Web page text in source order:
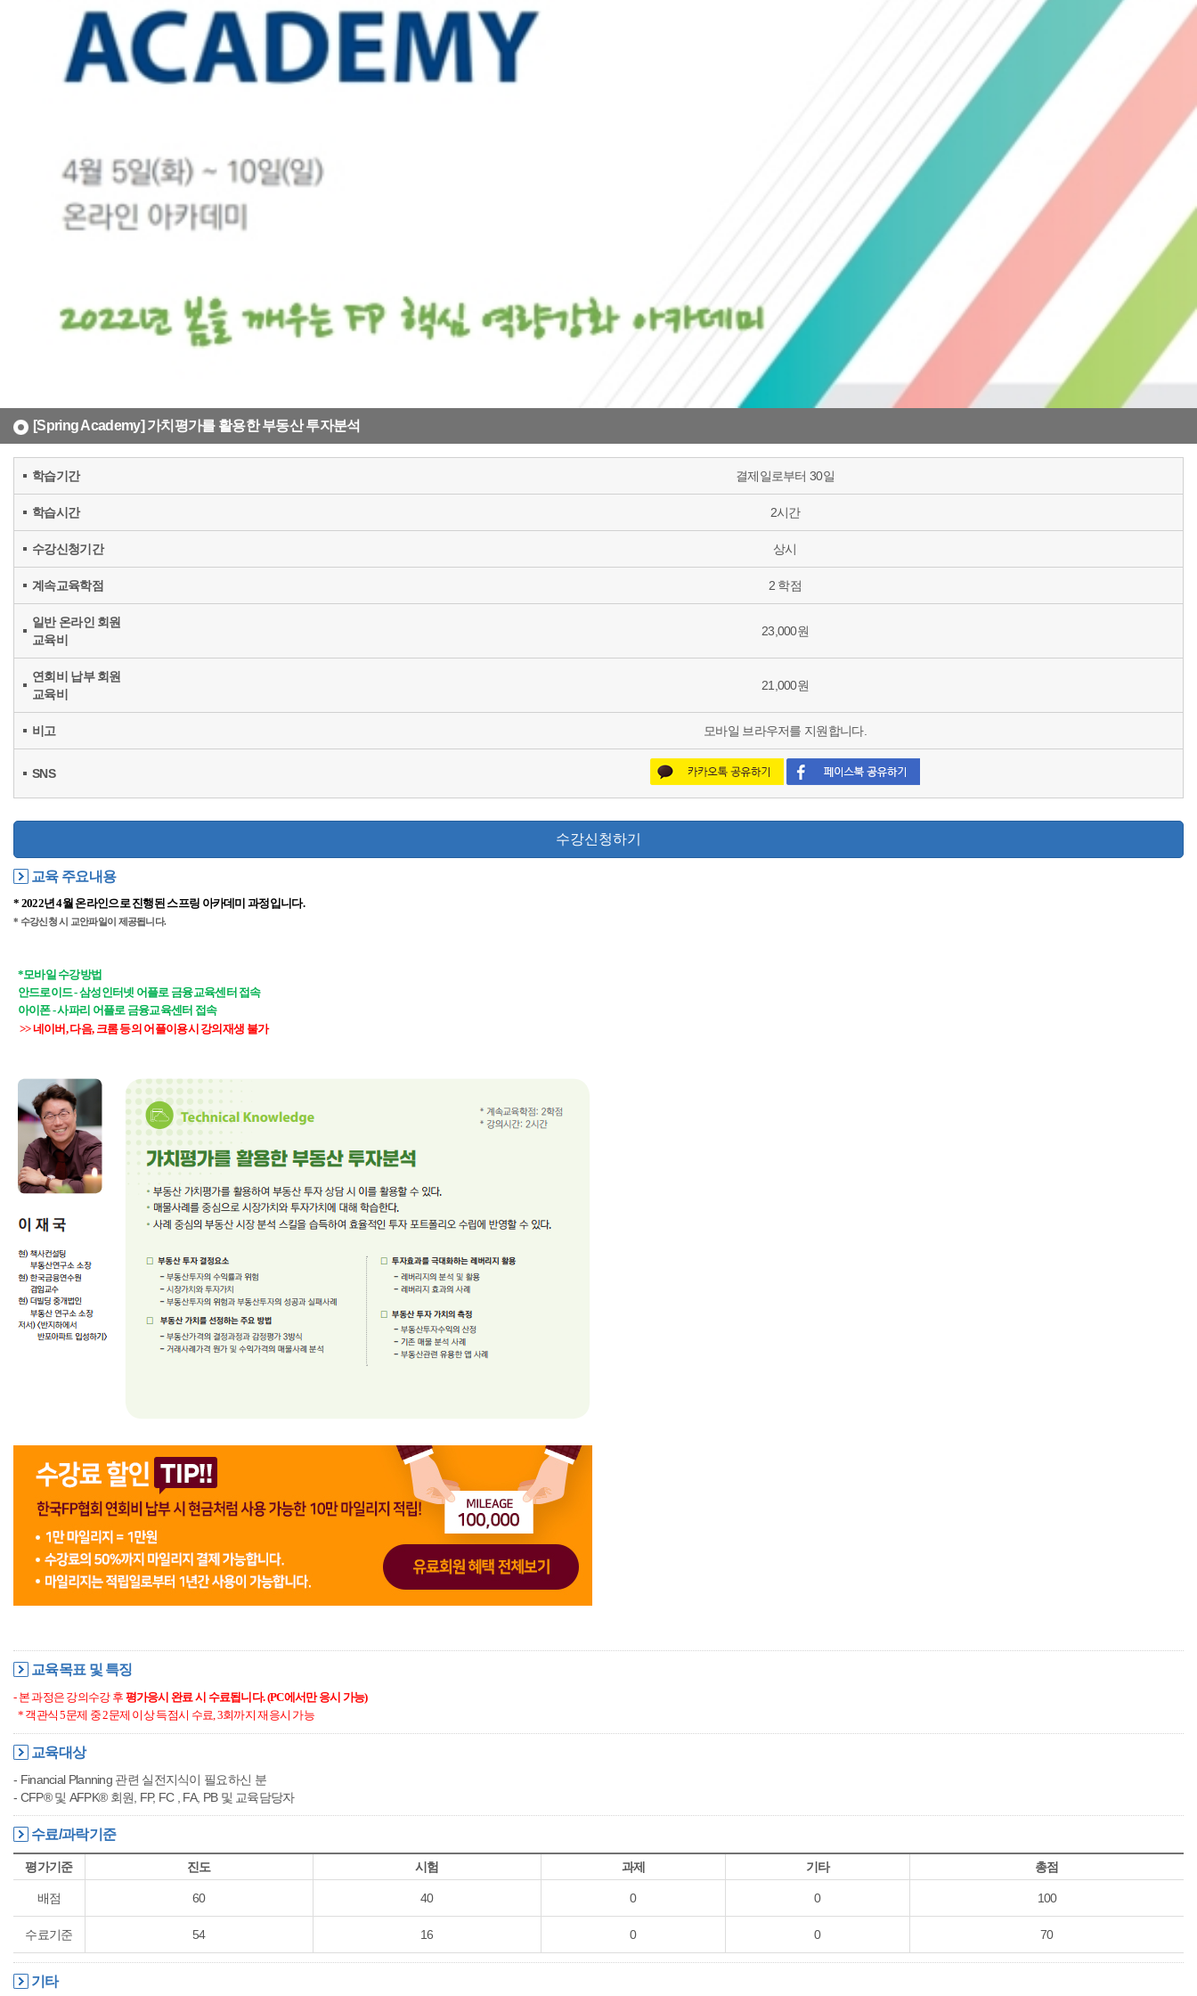
[Spring Academy] 가치평가를 활용한 부동산 투자분석
학습기간 결제일로부터 30일
학습시간 2시간
수강신청기간 상시
계속교육학점 2 학점
일반 온라인 회원
교육비
23,000원
연회비 납부 회원
교육비
21,000원
비고 모바일 브라우저를 지원합니다.
SNS
수강신청하기
교육 주요내용
* 2022년 4월 온라인으로 진행된 스프링 아카데미 과정입니다.
* 수강신청 시 교안파일이 제공됩니다.
*모바일 수강방법
안드로이드 - 삼성인터넷 어플로 금융교육센터 접속
아이폰 - 사파리 어플로 금융교육센터 접속
>> 네이버, 다음, 크롬 등의 어플이용시 강의재생 불가
교육목표 및 특징
- 본 과정은 강의수강 후 평가응시 완료 시 수료됩니다. (PC에서만 응시 가능)
* 객관식 5문제 중 2문제 이상 득점시 수료, 3회까지 재응시 가능
교육대상
- Financial Planning 관련 실전지식이 필요하신 분
- CFP® 및 AFPK® 회원, FP, FC , FA, PB 및 교육담당자
수료/과락기준
평가기준 진도 시험 과제 기타 총점
배점 60 40 0 0 100
수료기준 54 16 0 0 70
기타